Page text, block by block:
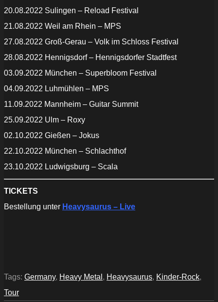
20.08.2022 Sulingen – Reload Festival
21.08.2022 Weil am Rhein – MPS
27.08.2022 Groß-Gerau – Volk im Schloss Festival
28.08.2022 Hennigsdorf – Hennigsdorfer Stadtfest
03.09.2022 München – Superbloom Festival
04.09.2022 Luhmühlen – MPS
11.09.2022 Mannheim – Guitar Summit
25.09.2022 Ulm – Roxy
02.10.2022 Gießen – Jokus
22.10.2022 München – Schlachthof
23.10.2022 Ludwigsburg – Scala
TICKETS
Bestellung unter Heavysaurus – Live
Tags: Germany, Heavy Metal , Heavysaurus, Kinder-Rock,
Tour